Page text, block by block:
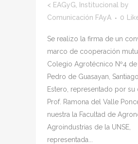
< EAGyG Institucional
by
Comunicación FAyA
0
Se realizo la firma de un
marco de cooperación
Colegio Agrotécnico Nº4 de
Pedro de Guasayan,
Estero, representado por su
Prof. Ramona del Valle
nuestra la Facultad de
Agroindustrias de la UNSE,
representada...